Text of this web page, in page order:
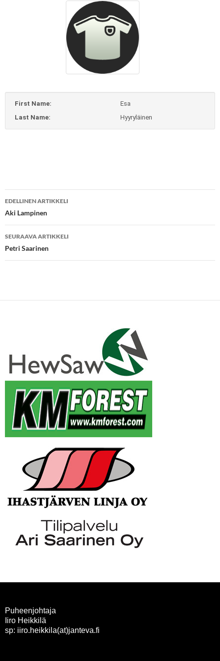
First Name:
Esa
Last Name:
Hyyryläinen
Artikkelien
selaus
EDELLINEN ARTIKKELI
Aki Lampinen
SEURAAVA ARTIKKELI
Petri Saarinen
Puheenjohtaja
Iiro Heikkilä
sp: iiro.heikkila(at)janteva.fi